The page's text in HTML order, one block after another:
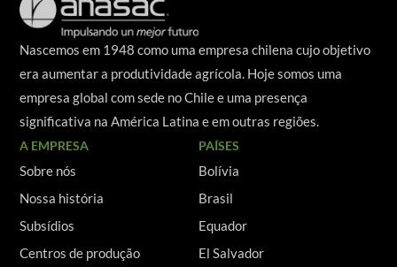
Nascemos em 1948 como uma empresa chilena cujo objetivo
era aumentar a produtividade agrícola. Hoje somos uma
empresa global com sede no Chile e uma presença
significativa na América Latina e em outras regiões.
A EMPRESA
Sobre nós
Nossa história
Subsídios
Centros de produção
PAÍSES
Bolívia
Brasil
Equador
El Salvador